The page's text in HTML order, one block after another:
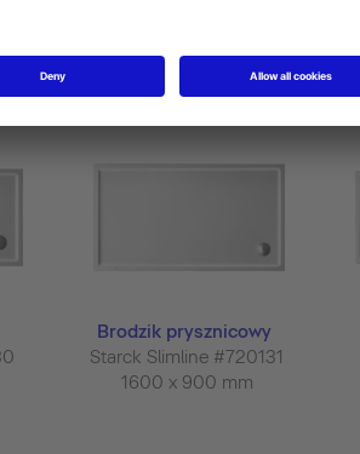
1500 x 700 mm
Brodzik prysznicowy
Starck Slimline #720131
1600 x 900 mm